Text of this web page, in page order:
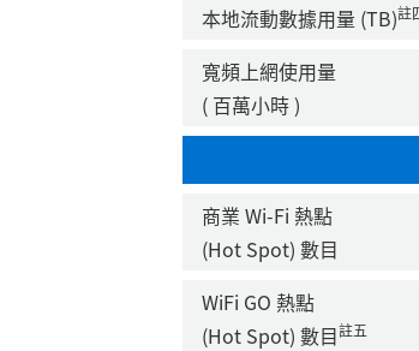
本地流動數據用量 (TB)註
寬頻上網使用量
( 百萬小時 )
商業 Wi-Fi 熱點
(Hot Spot) 數目
WiFi GO 熱點
(Hot Spot) 數目註五